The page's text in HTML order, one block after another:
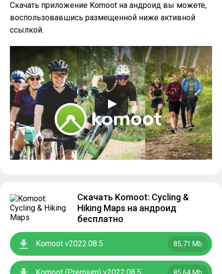
Скачать приложение Komoot на андроид вы можете,
воспользовавшись размещенной ниже активной
ссылкой.
Скачать Komoot: Cycling &
Hiking Maps на андроид
бесплатно
Komoot v2022.08.5 85,71 Mb
85,64 Mb